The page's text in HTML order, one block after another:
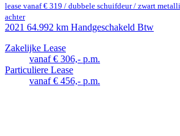
lease vanaf € 319 / dubbele schuifdeur / zwart
achter
2021 64.992 km Handgeschakeld Btw
Zakelijke Lease
vanaf € 306,- p.m.
Particuliere Lease
vanaf € 456,- p.m.